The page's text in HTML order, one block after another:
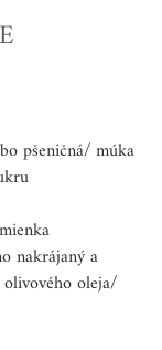
pšeničná/ múka
nakrájaný a
oleja/